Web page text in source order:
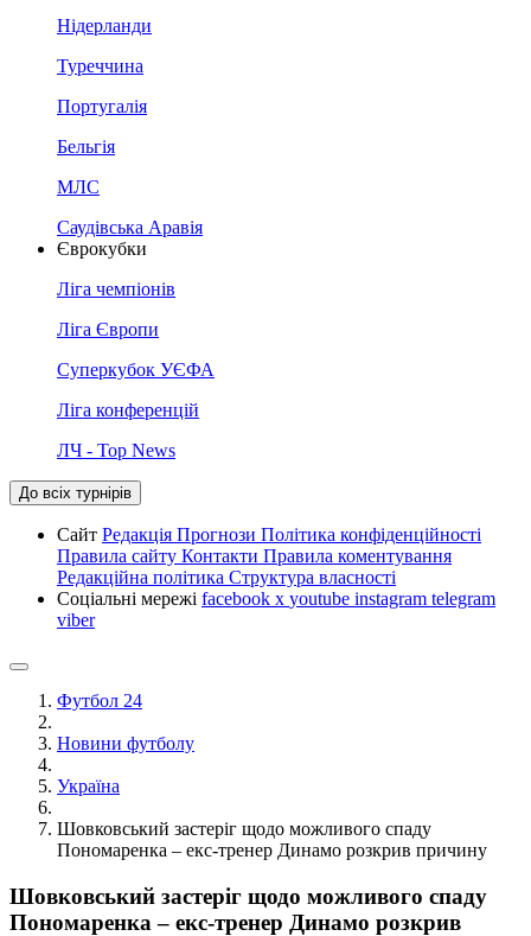
Нідерланди
Туреччина
Португалія
Бельгія
МЛС
Саудівська Аравія
Єврокубки
Ліга чемпіонів
Ліга Європи
Суперкубок УЄФА
Ліга конференцій
ЛЧ - Top News
До всіх турнірів
Сайт Редакція Прогнози Політика конфіденційності
Правила сайту Контакти Правила коментування
Редакційна політика Структура власності
Соціальні мережі facebook x youtube instagram telegram
viber
Футбол 24
Новини футболу
Україна
Шовковський застеріг щодо можливого спаду
Пономаренка – екс-тренер Динамо розкрив причину
Шовковський застеріг щодо можливого спаду
Пономаренка – екс-тренер Динамо розкрив